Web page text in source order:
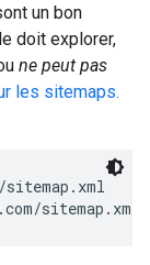
un bon
doit explorer,
ne peut pas
les sitemaps.
sitemap.xml